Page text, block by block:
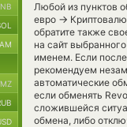
Любой из пунктов
евро →
обратите также
на сайт
именем. Если
рекомендуем
автоматические
если обменять
сложившейся
обмена, либо